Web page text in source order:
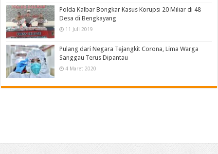
Polda Kalbar Bongkar Kasus Korupsi 20 Miliar di 48
Desa di Bengkayang
11 Juli 2019
Pulang dari Negara Tejangkit Corona, Lima Warga
Sanggau Terus Dipantau
4 Maret 2020